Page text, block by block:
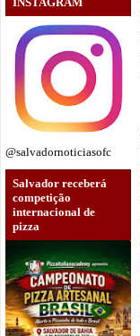
@salvadornoticiasofc
Salvador receberá
competição
internacional de
pizza